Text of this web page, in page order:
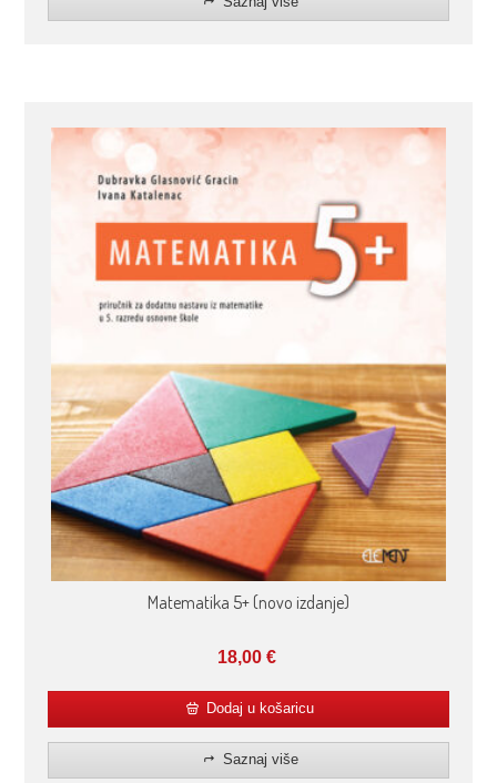
Matematika 5+ (novo izdanje)
18,00 €
Dodaj u košaricu
Saznaj više